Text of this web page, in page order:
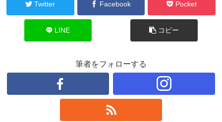
Twitter Facebook Pocket
LINE コピー
筆者をフォローする